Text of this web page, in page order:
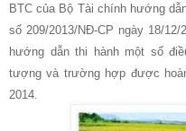
BTC của Bộ Tài chính hướng
số 209/2013/NĐ-CP ngày 18/
hướng dẫn thi hành một số
tượng và trường hợp được
201 4.